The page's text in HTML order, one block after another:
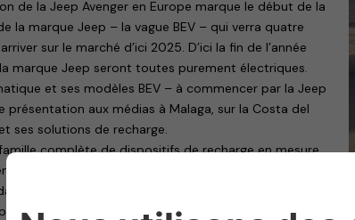
de la Jeep Avenger en Europe marque le début de la
la marque Jeep – la vague BEV – qui verra quatre
sur le marché d’ici 2025. D’ici la fin de l’année
marque Jeep seront toutes purement électriques.
et ses modèles BEV – à commencer par la Jeep
présentation aux médias à Malaga, sur la Costa del
ses solutions de recharge.
famille complète de dispositifs de recharge en mesure
des clients les plus variés : aussi bien pour ceux
le garage de leur habitation, que pour les gérants
de parkings publics ou privés.